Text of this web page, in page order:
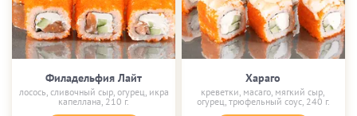
Филадельфия Лайт
лосось, сливочный сыр, огурец, икра
капеллана, 210 г.
Хараго
креветки, масаго, мягкий сыр,
огурец, трюфельный соус, 240 г.